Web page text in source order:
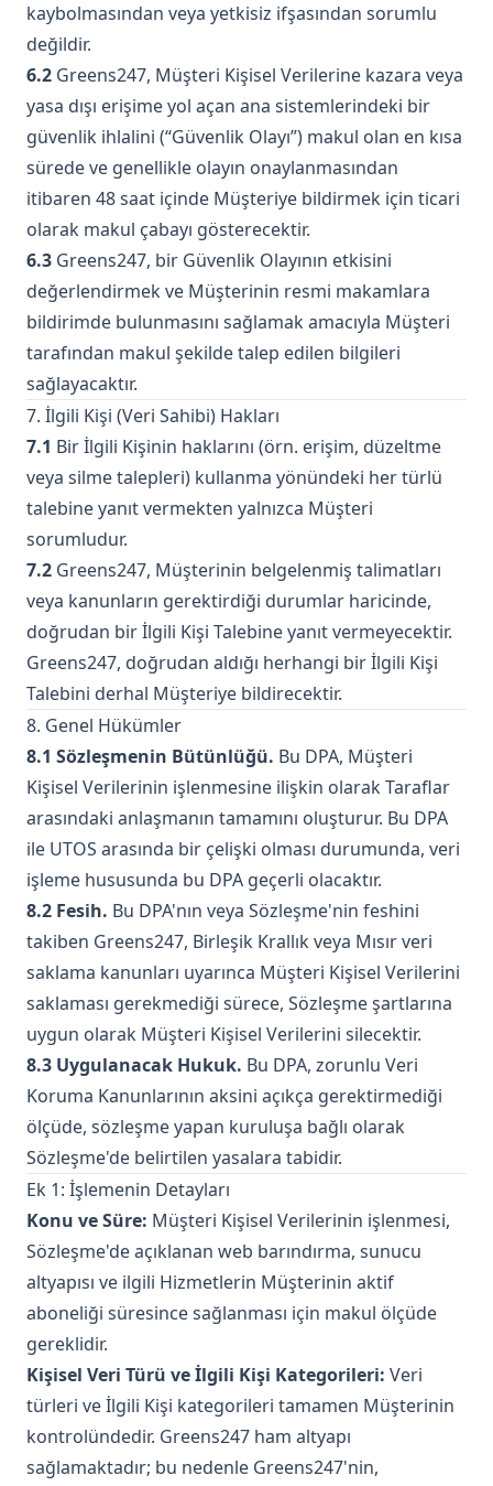
kaybolmasından veya yetkisiz ifşasından sorumlu
değildir.
6.2 Greens247, Müşteri Kişisel Verilerine kazara veya
yasa dışı erişime yol açan ana sistemlerindeki bir
güvenlik ihlalini (“Güvenlik Olayı”) makul olan en kısa
sürede ve genellikle olayın onaylanmasından
itibaren 48 saat içinde Müşteriye bildirmek için ticari
olarak makul çabayı gösterecektir.
6.3 Greens247, bir Güvenlik Olayının etkisini
değerlendirmek ve Müşterinin resmi makamlara
bildirimde bulunmasını sağlamak amacıyla Müşteri
tarafından makul şekilde talep edilen bilgileri
sağlayacaktır.
7. İlgili Kişi (Veri Sahibi) Hakları
7.1 Bir İlgili Kişinin haklarını (örn. erişim, düzeltme
veya silme talepleri) kullanma yönündeki her türlü
talebine yanıt vermekten yalnızca Müşteri
sorumludur.
7.2 Greens247, Müşterinin belgelenmiş talimatları
veya kanunların gerektirdiği durumlar haricinde,
doğrudan bir İlgili Kişi Talebine yanıt vermeyecektir.
Greens247, doğrudan aldığı herhangi bir İlgili Kişi
Talebini derhal Müşteriye bildirecektir.
8. Genel Hükümler
8.1 Sözleşmenin Bütünlüğü. Bu DPA, Müşteri
Kişisel Verilerinin işlenmesine ilişkin olarak Taraflar
arasındaki anlaşmanın tamamını oluşturur. Bu DPA
ile UTOS arasında bir çelişki olması durumunda, veri
işleme hususunda bu DPA geçerli olacaktır.
8.2 Fesih. Bu DPA'nın veya Sözleşme'nin feshini
takiben Greens247, Birleşik Krallık veya Mısır veri
saklama kanunları uyarınca Müşteri Kişisel Verilerini
saklaması gerekmediği sürece, Sözleşme şartlarına
uygun olarak Müşteri Kişisel Verilerini silecektir.
8.3 Uygulanacak Hukuk. Bu DPA, zorunlu Veri
Koruma Kanunlarının aksini açıkça gerektirmediği
ölçüde, sözleşme yapan kuruluşa bağlı olarak
Sözleşme'de belirtilen yasalara tabidir.
Ek 1: İşlemenin Detayları
Konu ve Süre: Müşteri Kişisel Verilerinin işlenmesi,
Sözleşme'de açıklanan web barındırma, sunucu
altyapısı ve ilgili Hizmetlerin Müşterinin aktif
aboneliği süresince sağlanması için makul ölçüde
gereklidir.
Kişisel Veri Türü ve İlgili Kişi Kategorileri: Veri
türleri ve İlgili Kişi kategorileri tamamen Müşterinin
kontrolündedir. Greens247 ham altyapı
sağlamaktadır; bu nedenle Greens247'nin,